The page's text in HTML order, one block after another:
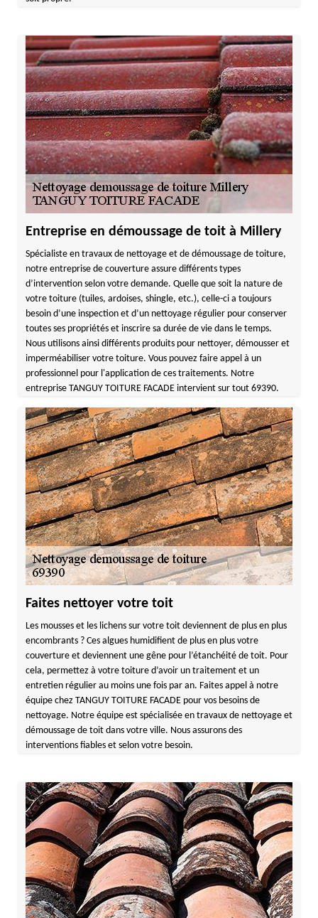
Entreprise en démoussage de toit à Millery
Spécialiste en travaux de nettoyage et de démoussage de toiture,
notre entreprise de couverture assure différents types
d’intervention selon votre demande. Quelle que soit la nature de
votre toiture (tuiles, ardoises, shingle, etc.), celle-ci a toujours
besoin d’une inspection et d’un nettoyage régulier pour conserver
toutes ses propriétés et inscrire sa durée de vie dans le temps.
Nous utilisons ainsi différents produits pour nettoyer, démousser et
imperméabiliser votre toiture. Vous pouvez faire appel à un
professionnel pour l'application de ces traitements. Notre
entreprise TANGUY TOITURE FACADE intervient sur tout 69390.
Faites nettoyer votre toit
Les mousses et les lichens sur votre toit deviennent de plus en plus
encombrants ? Ces algues humidifient de plus en plus votre
couverture et deviennent une gêne pour l’étanchéité de toit. Pour
cela, permettez à votre toiture d’avoir un traitement et un
entretien régulier au moins une fois par an. Faites appel à notre
équipe chez TANGUY TOITURE FACADE pour vos besoins de
nettoyage. Notre équipe est spécialisée en travaux de nettoyage et
démoussage de toit dans votre ville. Nous assurons des
interventions fiables et selon votre besoin.